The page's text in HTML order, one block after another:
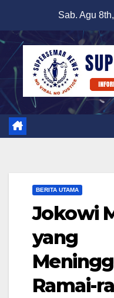
content
Sab. Agu
BERITA UTAMA
Jokowi
yang
Ramai-